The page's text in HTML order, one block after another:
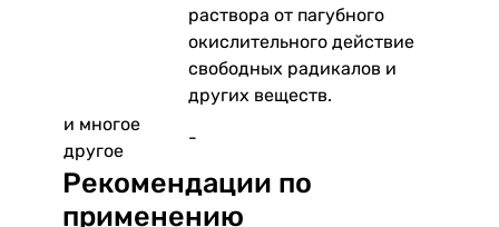
раствора от пагубного
окислительного действие
свободных радикалов и
других веществ.
и многое
другое
-
Рекомендации по
применению